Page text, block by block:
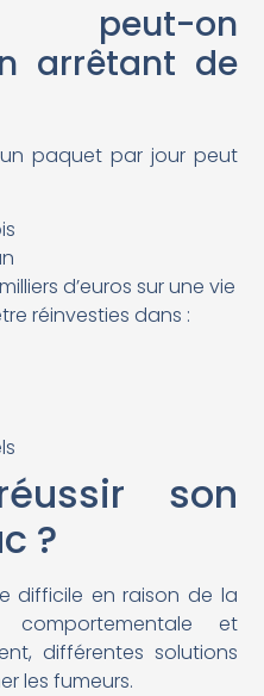
peut-on
arrêtant de
paquet par jour peut
d’euros sur une vie
réinvesties dans :
son
?
difficile en raison de la
comportementale et
différentes solutions
les fumeurs.